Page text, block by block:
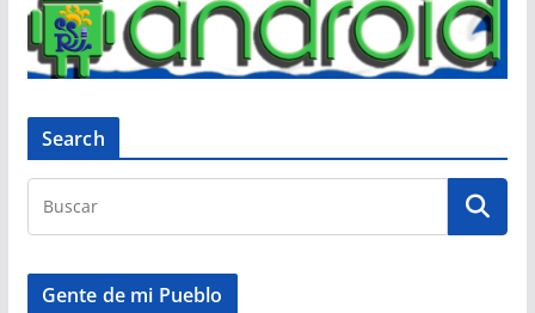
Search
Gente de mi Pueblo